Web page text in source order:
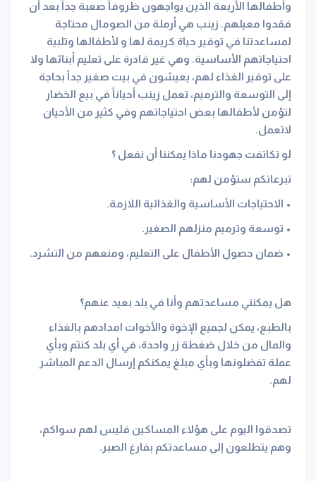
وأطفالها الأربعة الذين يواجهون ظروفاً صعبة جداً بعد أن
فقدوا معيلهم. زينب هي أرملة من الصومال محتاجة
لمساعدتنا في توفير حياة كريمة لها و لأطفالها وتلبية
احتياجاتهم الأساسية. وهي غير قادرة على تعليم أبنائها ولا
على توفير الغذاء لهم، يعيشون في بيت صغير جداً بحاجة
إلى التوسعة والترميم، تعمل زينب أحياناً في بيع الخضار
لتؤمن لأطفالها بعض احتياجاتهم وفي كثير من الأحيان
لاتعمل.
لو تكاتفت جهودنا ماذا يمكننا أن نفعل ؟
تبرعاتكم ستؤمن لهم:
• الاحتياجات الأساسية والغذائية اللازمة.
• ‏توسعة وترميم منزلهم الصغير.
• ‏ضمان حصول الأطفال على التعليم، ومنعهم من التشرد.
هل يمكنني مساعدتهم وأنا في بلد بعيد عنهم؟
بالطبع، يمكن لجميع الإخوة والأخوات امدادهم بالغذاء
والمال من خلال ضغطة زر واحدة، في أي بلد كنتم وبأي
عملة تفضلونها وبأي مبلغ يمكنكم إرسال الدعم المباشر
لهم.
تصدقوا اليوم على هؤلاء المساكين فليس لهم سواكم،
وهم يتطلعون إلى مساعدتكم بفارغ الصبر.